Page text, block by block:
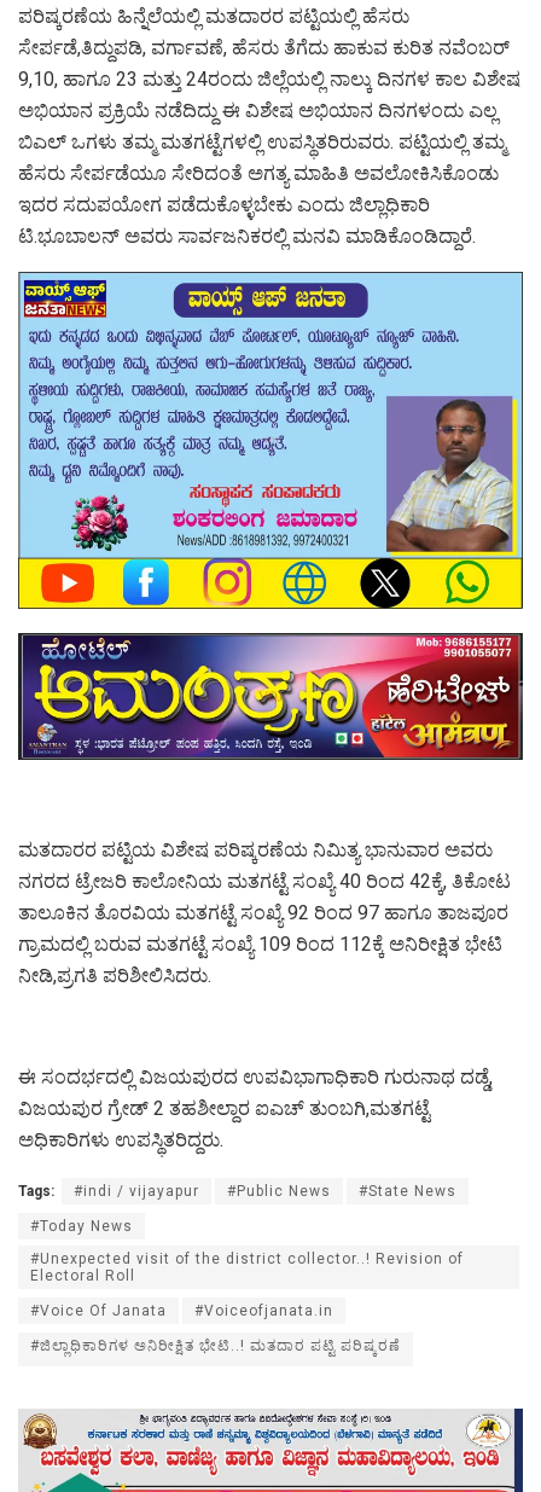
ಪರಿಷ್ಕರಣೆಯ ಹಿನ್ನೆಲೆಯಲ್ಲಿ ಮತದಾರರ ಪಟ್ಟಿಯಲ್ಲಿ ಹೆಸರು
ಸೇರ್ಪಡೆ,ತಿದ್ದುಪಡಿ, ವರ್ಗಾವಣೆ, ಹೆಸರು ತೆಗೆದು ಹಾಕುವ ಕುರಿತ ನವೆಂಬರ್
9,10, ಹಾಗೂ 23 ಮತ್ತು 24ರಂದು ಜಿಲ್ಲೆಯಲ್ಲಿ ನಾಲ್ಕು ದಿನಗಳ ಕಾಲ ವಿಶೇಷ
ಅಭಿಯಾನ ಪ್ರಕ್ರಿಯೆ ನಡೆದಿದ್ದು ಈ ವಿಶೇಷ ಅಭಿಯಾನ ದಿನಗಳಂದು ಎಲ್ಲ
ಬಿಎಲ್ ಒಗಳು ತಮ್ಮ ಮತಗಟ್ಟೆಗಳಲ್ಲಿ ಉಪಸ್ಥಿತರಿರುವರು. ಪಟ್ಟಿಯಲ್ಲಿ ತಮ್ಮ
ಹೆಸರು ಸೇರ್ಪಡೆಯೂ ಸೇರಿದಂತೆ ಅಗತ್ಯ ಮಾಹಿತಿ ಅವಲೋಕಿಸಿಕೊಂಡು
ಇದರ ಸದುಪಯೋಗ ಪಡೆದುಕೊಳ್ಳಬೇಕು ಎಂದು ಜಿಲ್ಲಾಧಿಕಾರಿ
ಟಿ.ಭೂಬಾಲನ್ ಅವರು ಸಾರ್ವಜನಿಕರಲ್ಲಿ ಮನವಿ ಮಾಡಿಕೊಂಡಿದ್ದಾರೆ.
ಮತದಾರರ ಪಟ್ಟಿಯ ವಿಶೇಷ ಪರಿಷ್ಕರಣೆಯ ನಿಮಿತ್ಯ ಭಾನುವಾರ ಅವರು
ನಗರದ ಟ್ರೇಜರಿ ಕಾಲೋನಿಯ ಮತಗಟ್ಟೆ ಸಂಖ್ಯೆ 40 ರಿಂದ 42ಕ್ಕೆ, ತಿಕೋಟ
ತಾಲೂಕಿನ ತೊರವಿಯ ಮತಗಟ್ಟೆ ಸಂಖ್ಯೆ 92 ರಿಂದ 97 ಹಾಗೂ ತಾಜಪೂರ
ಗ್ರಾಮದಲ್ಲಿ ಬರುವ ಮತಗಟ್ಟೆ ಸಂಖ್ಯೆ 109 ರಿಂದ 112ಕ್ಕೆ ಅನಿರೀಕ್ಷಿತ ಭೇಟಿ
ನೀಡಿ,ಪ್ರಗತಿ ಪರಿಶೀಲಿಸಿದರು.
ಈ ಸಂದರ್ಭದಲ್ಲಿ ವಿಜಯಪುರದ ಉಪವಿಭಾಗಾಧಿಕಾರಿ ಗುರುನಾಥ ದಡ್ಡೆ,
ವಿಜಯಪುರ ಗ್ರೇಡ್ 2 ತಹಶೀಲ್ದಾರ ಐಎಚ್ ತುಂಬಗಿ,ಮತಗಟ್ಟೆ
ಅಧಿಕಾರಿಗಳು ಉಪಸ್ಥಿತರಿದ್ದರು.
Tags: #indi / vijayapur #Public News #State News
#Today News
#Unexpected visit of the district collector..! Revision of
Electoral Roll
#Voice Of Janata #Voiceofjanata.in
#ಜಿಲ್ಲಾಧಿಕಾರಿಗಳ ಅನಿರೀಕ್ಷಿತ ಭೇಟಿ..! ಮತದಾರ ಪಟ್ಟಿ ಪರಿಷ್ಕರಣೆ